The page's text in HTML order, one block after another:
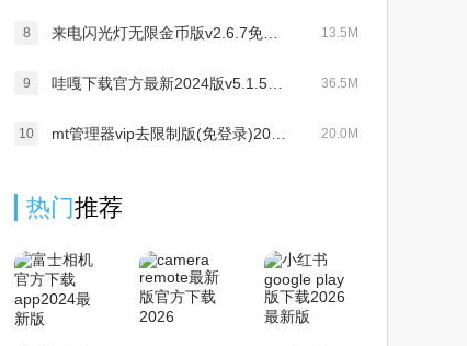
8 13.5M
9 36.5M
10 20.0M
热门推荐